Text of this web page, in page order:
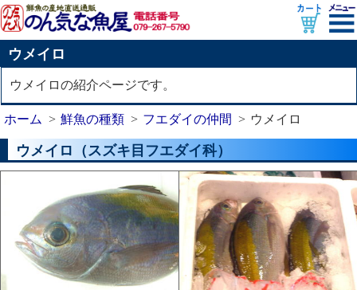
ウメイロ
ウメイロの紹介ページです。
ホーム 鮮魚の種類 フエダイの仲間 ウメイロ
ウメイロ（スズキ目フエダイ科）